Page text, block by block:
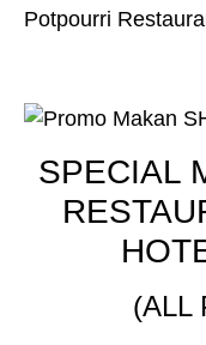
Potpourri
SPECIAL
(ALL